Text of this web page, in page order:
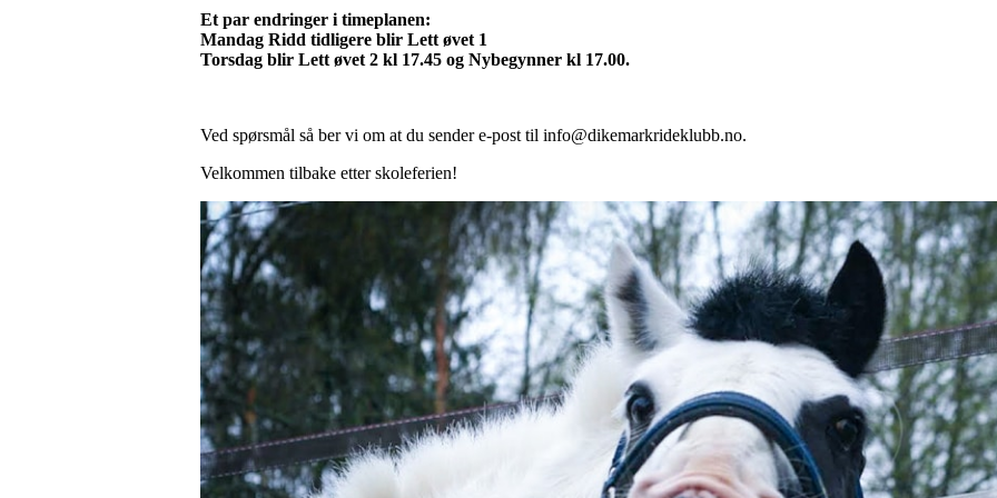
Et par endringer i timeplanen:
Mandag Ridd tidligere blir Lett øvet 1
Torsdag blir Lett øvet 2 kl 17.45 og Nybegynner kl 17.00.
Ved spørsmål så ber vi om at du sender e-post til info@dikemarkrideklubb.no.
Velkommen tilbake etter skoleferien!